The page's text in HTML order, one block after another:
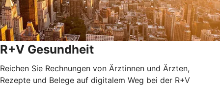
R+V Gesundheit
Reichen Sie Rechnungen von Ärztinnen und Ärzten,
Rezepte und Belege auf digitalem Weg bei der R+V